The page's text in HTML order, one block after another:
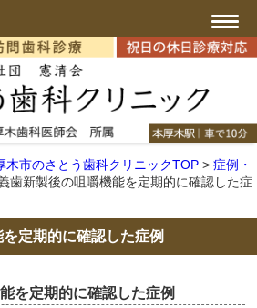
木市のさとう歯科クリニックTOP > 症例・
歯新製後の咀嚼機能を定期的に確認した症
定期的に確認した症例
を定期的に確認した症例